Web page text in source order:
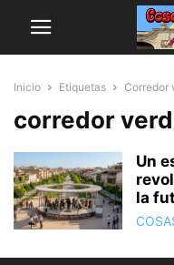
Inicio Etiquetas Corredor
corredor
Un
la